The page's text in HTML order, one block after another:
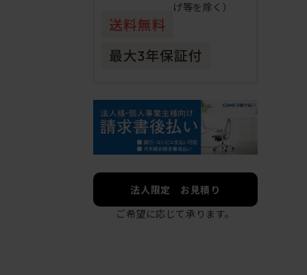
げ等を除く）
法人限定 お見積り
ご希望に応じて承ります。